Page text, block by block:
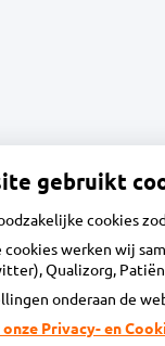
gebruikt
cookies
werken wij
Qualizorg,
onderaan de
onze Privacy- en